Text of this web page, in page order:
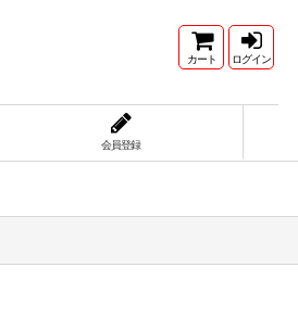
カート ログイン
会員登録